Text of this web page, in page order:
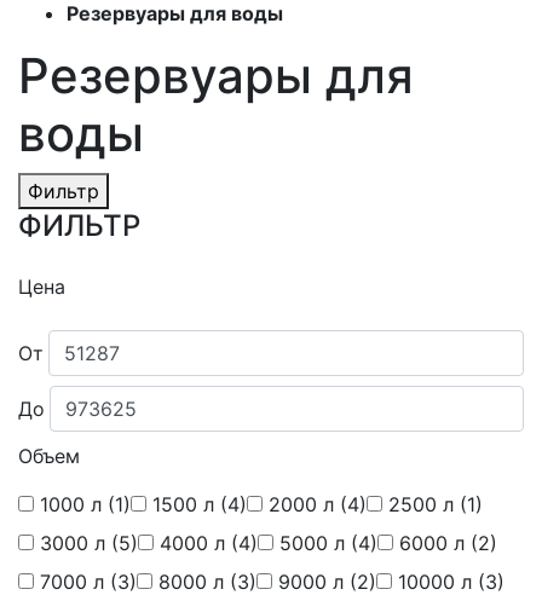
Резервуары для воды
Резервуары для
воды
Фильтр
ФИЛЬТР
Цена
От
До
Объем
1000 л (1) 1500 л (4) 2000 л (4) 2500 л (1)
3000 л (5) 4000 л (4) 5000 л (4) 6000 л (2)
7000 л (3) 8000 л (3) 9000 л (2) 10000 л (3)